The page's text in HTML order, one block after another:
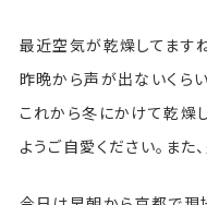
最近空気が乾燥してますね
昨晩から声が出ないくら
これから冬にかけて乾燥
ようご自愛ください。また